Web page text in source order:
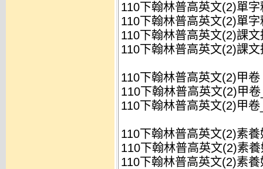
110下翰林普高英文(2)單
110下翰林普高英文(2)單
110下翰林普高英文(2)課
110下翰林普高英文(2)課
110下翰林普高英文(2)甲卷
110下翰林普高英文(2)甲
110下翰林普高英文(2)甲
110下翰林普高英文(2)素
110下翰林普高英文(2)素
110下翰林普高英文(2)素